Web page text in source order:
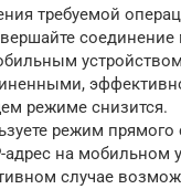
требуемой
режиме снизится.
режим прямого
адрес на мобильном
случае